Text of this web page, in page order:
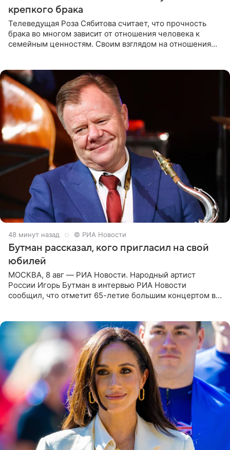
крепкого брака
Телеведущая Роза Сябитова считает, что прочность
брака во многом зависит от отношения человека к
семейным ценностям. Своим взглядом на отношения
49 минут назад © РИА Новости
Бутман рассказал, кого пригласил на свой
юбилей
МОСКВА, 8 авг — РИА Новости. Народный артист
России Игорь Бутман в интервью РИА Новости
сообщил, что отметит 65-летие большим концертом в